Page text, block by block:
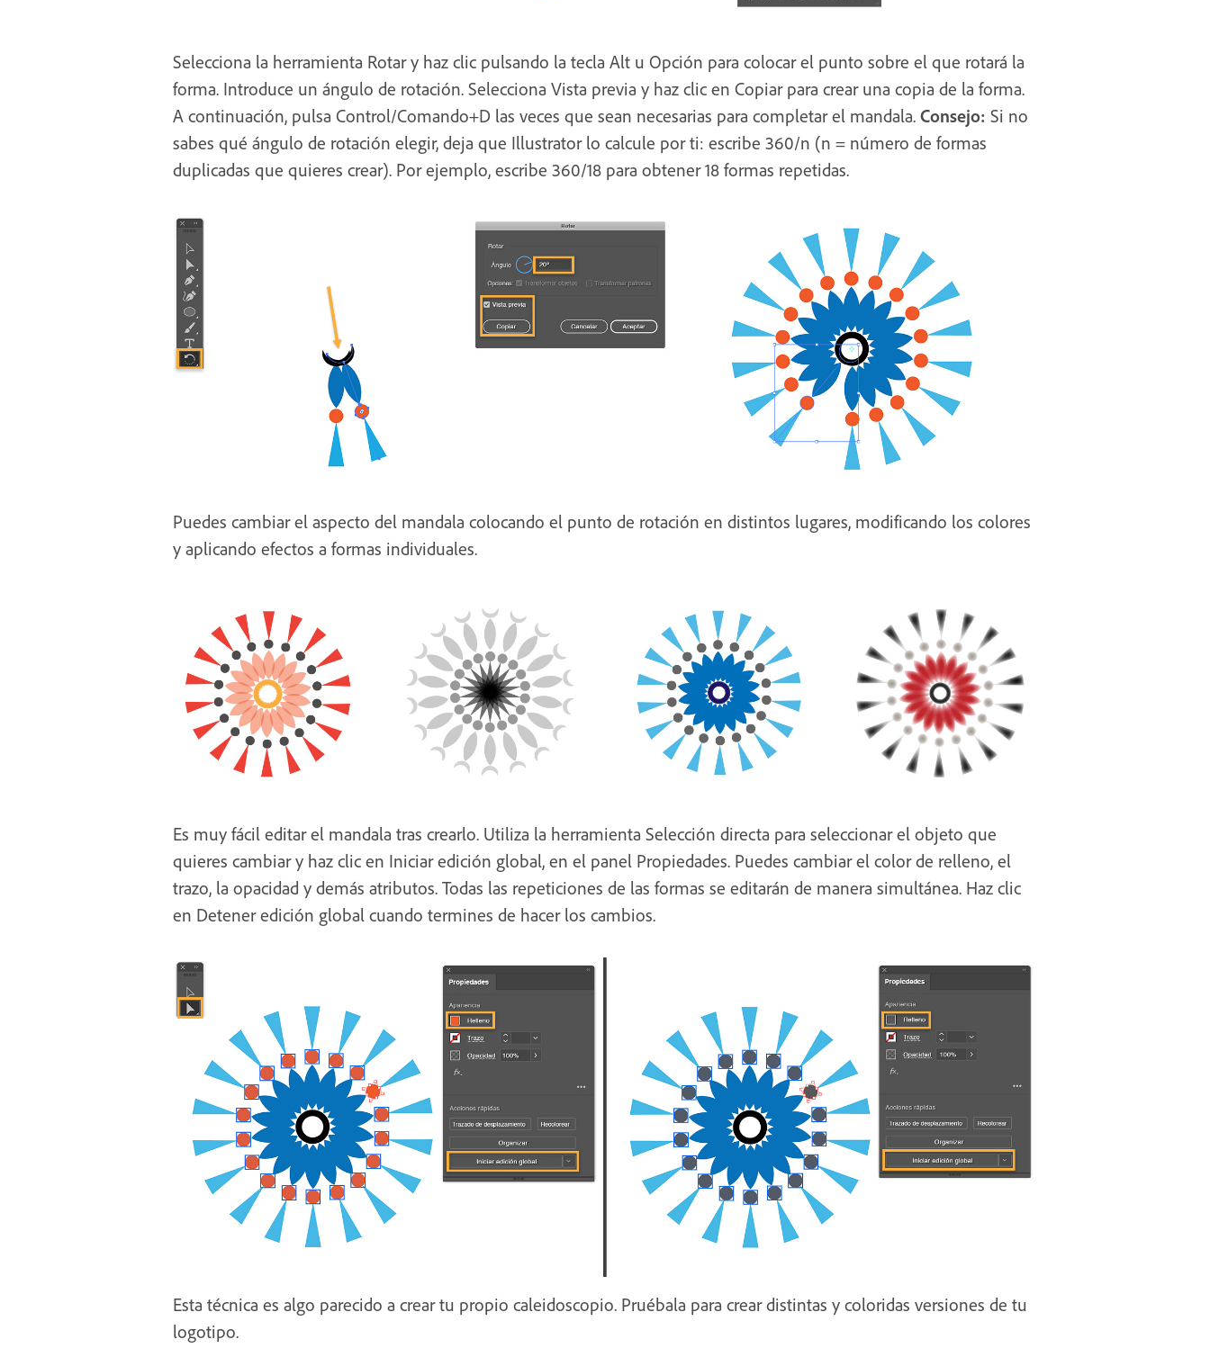
Selecciona la herramienta Rotar y haz clic pulsando la tecla Alt u Opción para colocar el punto sobre el que rotará la
forma. Introduce un ángulo de rotación. Selecciona Vista previa y haz clic en Copiar para crear una copia de la forma.
A continuación, pulsa Control/Comando+D las veces que sean necesarias para completar el mandala. Consejo: Si no
sabes qué ángulo de rotación elegir, deja que Illustrator lo calcule por ti: escribe 360/n (n = número de formas
duplicadas que quieres crear). Por ejemplo, escribe 360/18 para obtener 18 formas repetidas.
Puedes cambiar el aspecto del mandala colocando el punto de rotación en distintos lugares, modificando los colores
y aplicando efectos a formas individuales.
Es muy fácil editar el mandala tras crearlo. Utiliza la herramienta Selección directa para seleccionar el objeto que
quieres cambiar y haz clic en Iniciar edición global, en el panel Propiedades. Puedes cambiar el color de relleno, el
trazo, la opacidad y demás atributos. Todas las repeticiones de las formas se editarán de manera simultánea. Haz clic
en Detener edición global cuando termines de hacer los cambios.
Esta técnica es algo parecido a crear tu propio caleidoscopio. Pruébala para crear distintas y coloridas versiones de tu
logotipo.